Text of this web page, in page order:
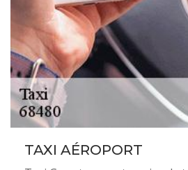
TAXI AÉROPORT